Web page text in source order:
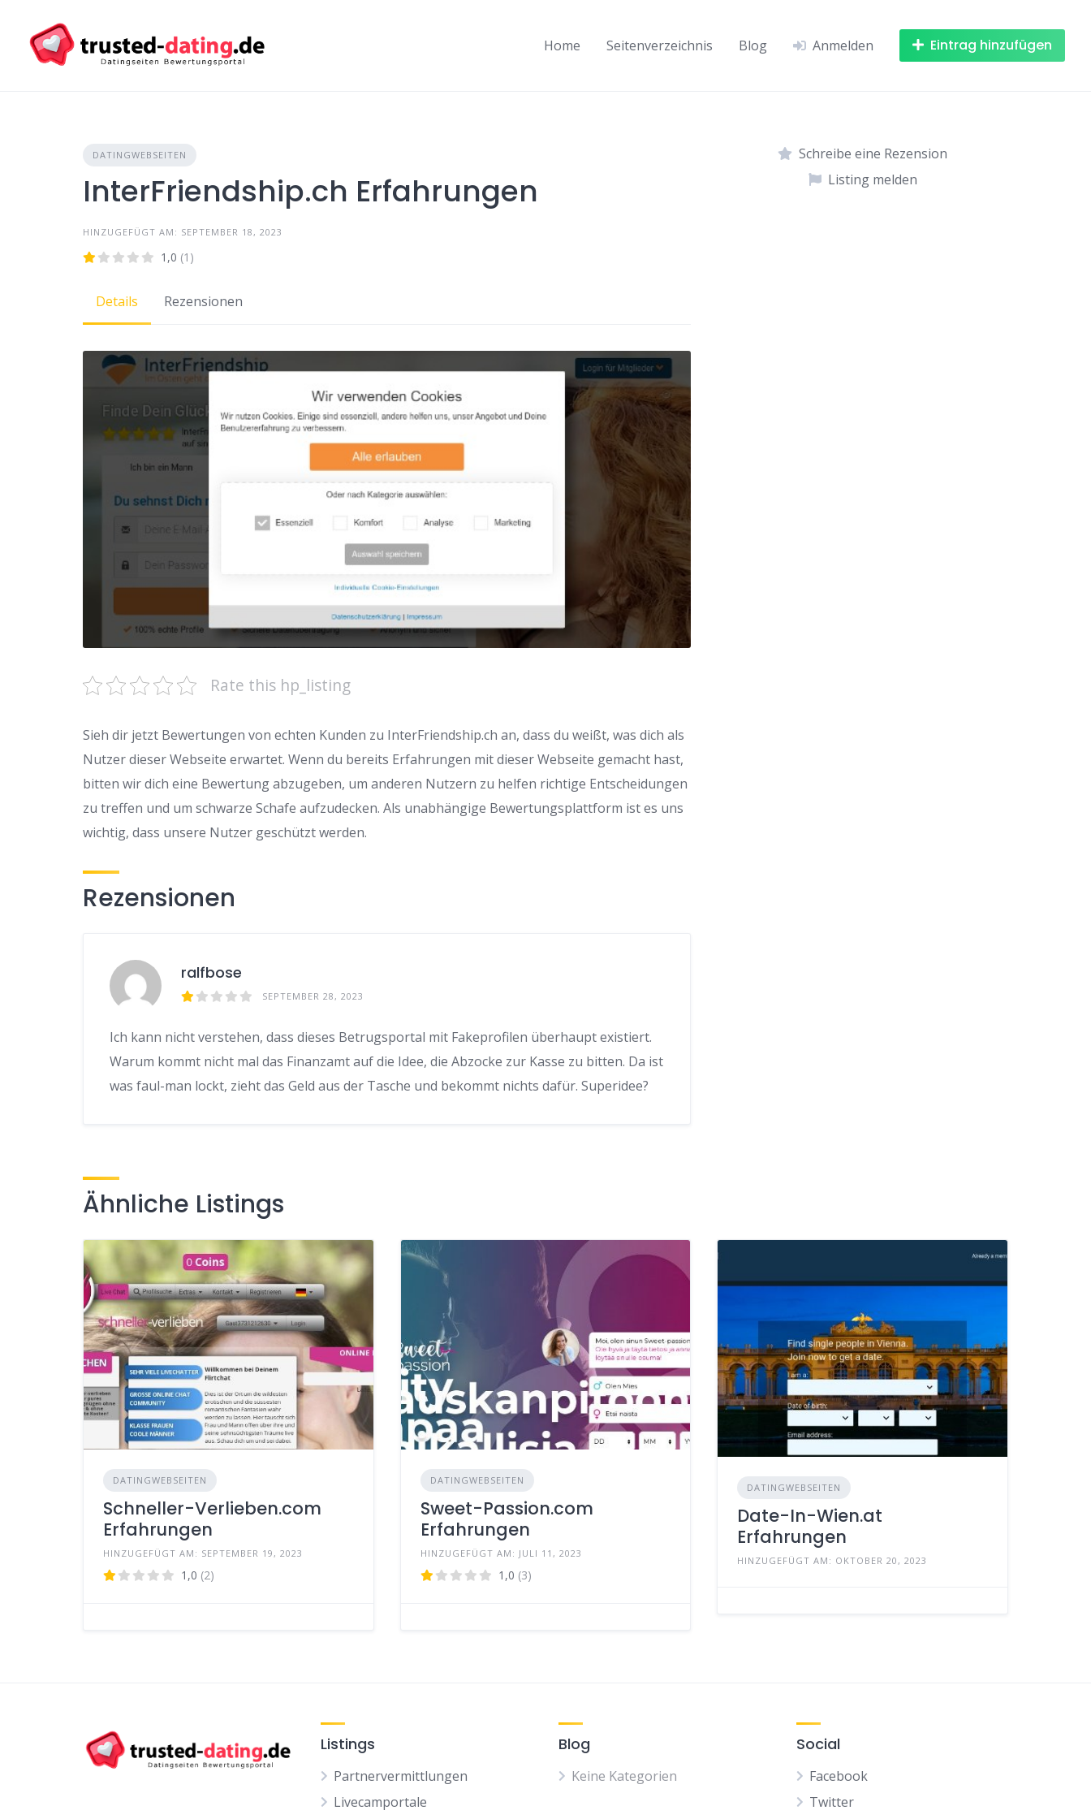
content
Home Seitenverzeichnis Blog Anmelden Eintrag hinzufügen
DATINGWEBSEITEN
InterFriendship.ch Erfahrungen
HINZUGEFÜGT AM: SEPTEMBER 18, 2023
1,0 (1)
Details Rezensionen
Rate this hp_listing
Sieh dir jetzt Bewertungen von echten Kunden zu InterFriendship.ch an, dass du weißt, was dich als
Nutzer dieser Webseite erwartet. Wenn du bereits Erfahrungen mit dieser Webseite gemacht hast,
bitten wir dich eine Bewertung abzugeben, um anderen Nutzern zu helfen richtige Entscheidungen
zu treffen und um schwarze Schafe aufzudecken. Als unabhängige Bewertungsplattform ist es uns
wichtig, dass unsere Nutzer geschützt werden.
Rezensionen
ralfbose
SEPTEMBER 28, 2023
Ich kann nicht verstehen, dass dieses Betrugsportal mit Fakeprofilen überhaupt existiert.
Warum kommt nicht mal das Finanzamt auf die Idee, die Abzocke zur Kasse zu bitten. Da ist
was faul-man lockt, zieht das Geld aus der Tasche und bekommt nichts dafür. Superidee?
Schreibe eine Rezension
Listing melden
Ähnliche Listings
DATINGWEBSEITEN
Schneller-Verlieben.com
Erfahrungen
HINZUGEFÜGT AM: SEPTEMBER 19, 2023
1,0 (2)
DATINGWEBSEITEN
Sweet-Passion.com
Erfahrungen
HINZUGEFÜGT AM: JULI 11, 2023
1,0 (3)
DATINGWEBSEITEN
Date-In-Wien.at
Erfahrungen
HINZUGEFÜGT AM: OKTOBER 20, 2023
Listings
Partnervermittlungen
Livecamportale
Blog
Keine Kategorien
Social
Facebook
Twitter